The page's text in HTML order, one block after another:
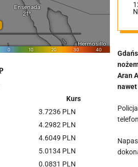
Aran
Kurs
3.7236 PLN
4.2982 PLN
4.6049 PLN
5.0134 PLN
0.0831 PLN